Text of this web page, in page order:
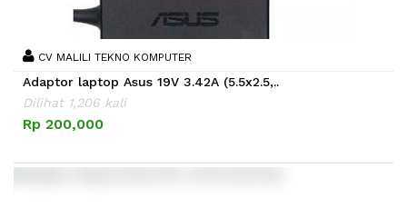
CV MALILI TEKNO KOMPUTER
Adaptor laptop Asus 19V 3.42A (5.5x2.5,..
Dilihat 1,206 kali
Rp 200,000